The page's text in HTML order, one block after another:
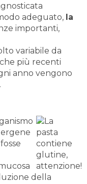
adeguato, la
importanti,
variabile da
più recenti
anno vengono
della